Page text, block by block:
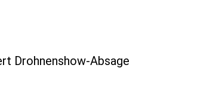
Drohnenshow-Absage